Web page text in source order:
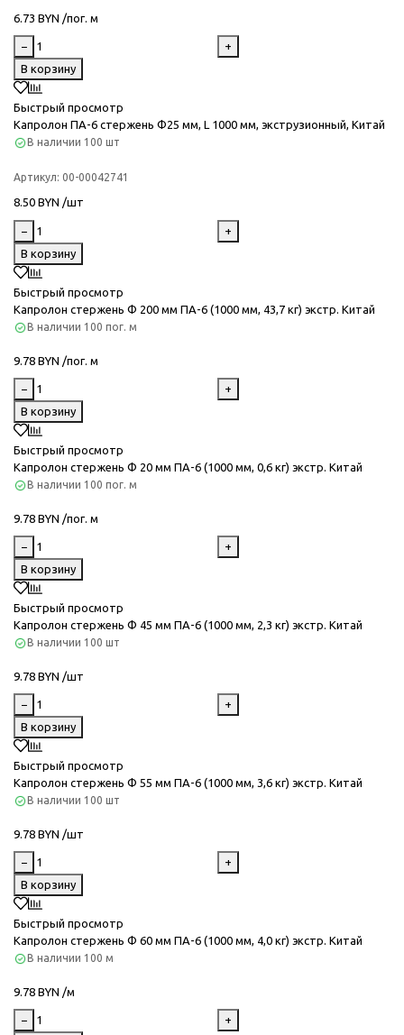
6.73 BYN /пог. м
−
+
В корзину
Быстрый просмотр
Капролон ПА-6 стержень Ф25 мм, L 1000 мм, экструзионный, Китай
В наличии 100 шт
Артикул: 00-00042741
8.50 BYN /шт
−
+
В корзину
Быстрый просмотр
Капролон стержень Ф 200 мм ПА-6 (1000 мм, 43,7 кг) экстр. Китай
В наличии 100 пог. м
9.78 BYN /пог. м
−
+
В корзину
Быстрый просмотр
Капролон стержень Ф 20 мм ПА-6 (1000 мм, 0,6 кг) экстр. Китай
В наличии 100 пог. м
9.78 BYN /пог. м
−
+
В корзину
Быстрый просмотр
Капролон стержень Ф 45 мм ПА-6 (1000 мм, 2,3 кг) экстр. Китай
В наличии 100 шт
9.78 BYN /шт
−
+
В корзину
Быстрый просмотр
Капролон стержень Ф 55 мм ПА-6 (1000 мм, 3,6 кг) экстр. Китай
В наличии 100 шт
9.78 BYN /шт
−
+
В корзину
Быстрый просмотр
Капролон стержень Ф 60 мм ПА-6 (1000 мм, 4,0 кг) экстр. Китай
В наличии 100 м
9.78 BYN /м
− +